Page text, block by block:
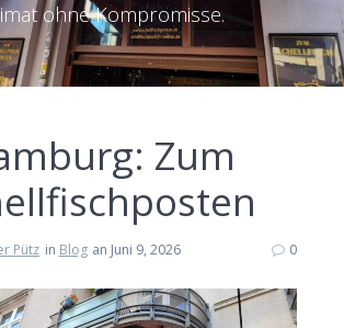
ohne Kompromisse.
Zum
Pütz in Blog an Juni 9, 2026 0